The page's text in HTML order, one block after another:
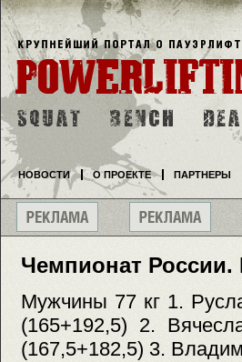
Чемпионат России.
Мужчины 77 кг 1.
(165+192,5) 2.
(167,5+182,5) 3.
НОВОСТИ О ПРОЕКТЕ ПАРТНЕРЫ